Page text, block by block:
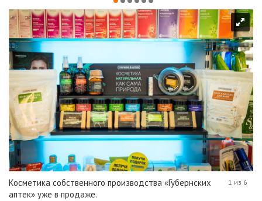
Косметика собственного производства «Губернских
аптек» уже в продаже.
1 из 6